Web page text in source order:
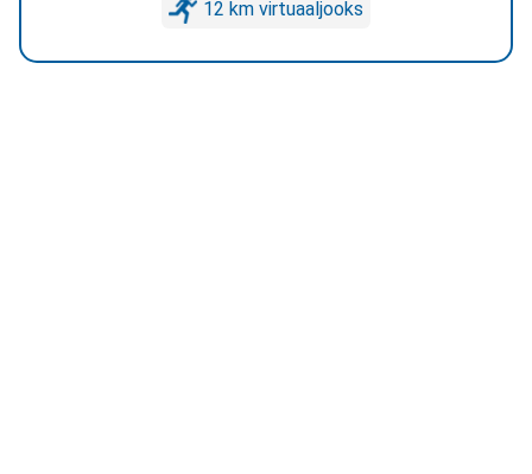
12 km virtuaaljooks